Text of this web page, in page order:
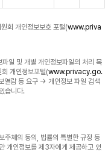
회 개인정보보호 포털(www.priva
일 및 개별 개인정보파일의 처리 목
회 개인정보포털(www.privacy.go.
람 등 요구 → 개인정보 파일 검색
습니다.
주체의 동의, 법률의 특별한 규정 등
개인정보를 제3자에게 제공하고 있